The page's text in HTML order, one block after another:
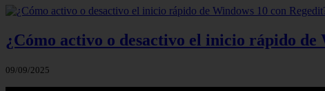
¿Cómo activo o desactivo el inicio rápido de
09/09/2025